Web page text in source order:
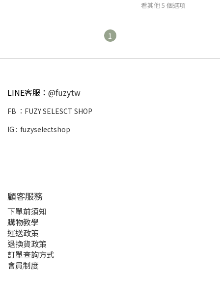
看其他 5 個選項
1
LINE客服： @fuzytw
FB ： FUZY SELESCT SHOP
IG : fuzyselectshop
顧客服務
下單前須知
購物教學
運送政策
退換貨政策
訂單查詢方式
會員制度